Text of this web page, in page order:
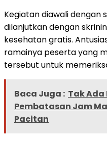
Kegiatan diawali dengan
dilanjutkan dengan
kesehatan gratis.
ramainya peserta yang
tersebut untuk
Baca Juga : Tak Ada
Pembatasan Jam
Pacitan